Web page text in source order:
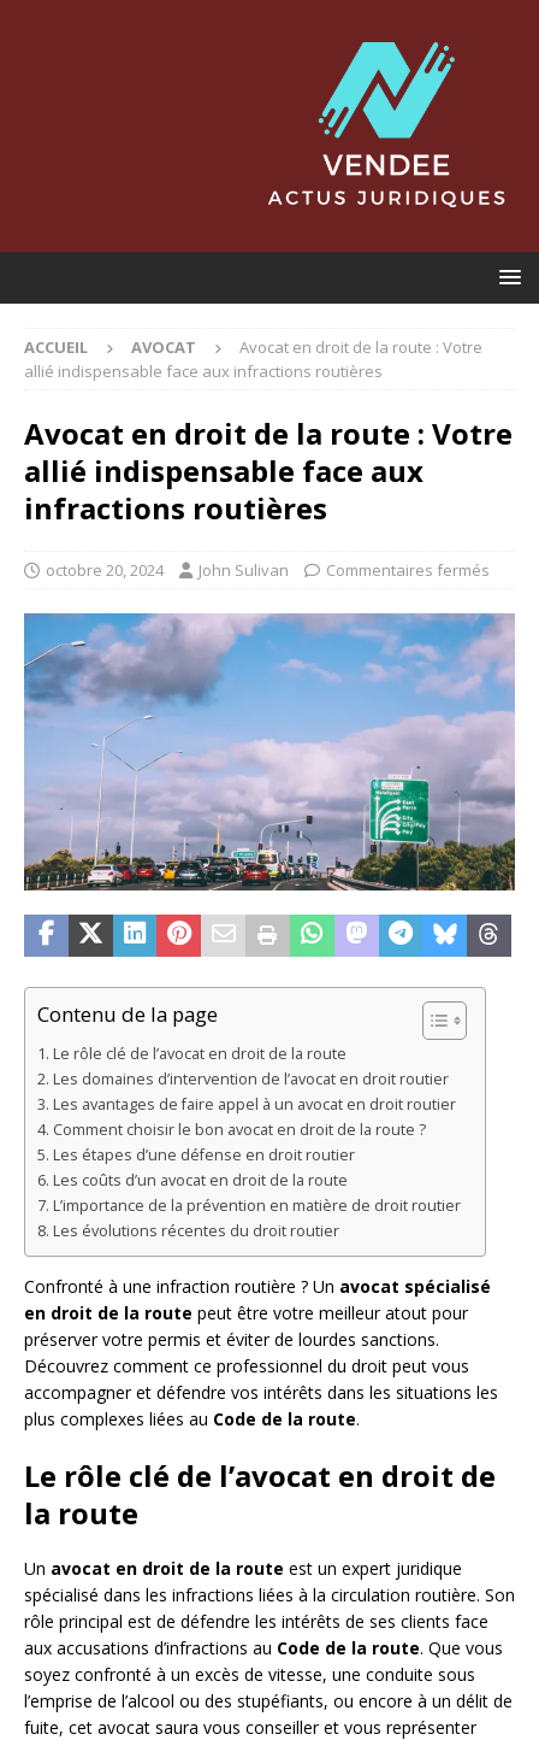
ACCUEIL AVOCAT
Avocat en droit de la route : Votre
allié indispensable face aux infractions routières
Avocat en droit de la route : Votre
allié indispensable face aux
infractions routières
octobre 20, 2024 John Sulivan Commentaires fermés
Contenu de la page
Le rôle clé de l’avocat en droit de la route
Les domaines d’intervention de l’avocat en droit routier
Les avantages de faire appel à un avocat en droit routier
Comment choisir le bon avocat en droit de la route ?
Les étapes d’une défense en droit routier
Les coûts d’un avocat en droit de la route
L’importance de la prévention en matière de droit routier
Les évolutions récentes du droit routier
Confronté à une infraction routière ? Un avocat spécialisé
en droit de la route peut être votre meilleur atout pour
préserver votre permis et éviter de lourdes sanctions.
Découvrez comment ce professionnel du droit peut vous
accompagner et défendre vos intérêts dans les situations les
plus complexes liées au Code de la route.
Le rôle clé de l’avocat en droit de
la route
Un avocat en droit de la route est un expert juridique
spécialisé dans les infractions liées à la circulation routière. Son
rôle principal est de défendre les intérêts de ses clients face
aux accusations d’infractions au Code de la route. Que vous
soyez confronté à un excès de vitesse, une conduite sous
l’emprise de l’alcool ou des stupéfiants, ou encore à un délit de
fuite, cet avocat saura vous conseiller et vous représenter